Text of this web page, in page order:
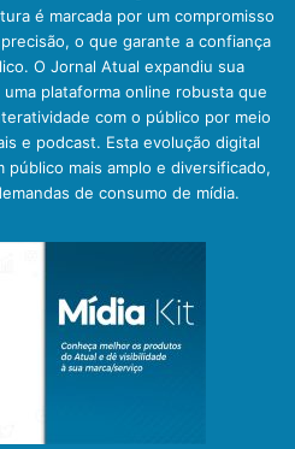
é marcada por um compromisso
o que garante a confiança
O Jornal Atual expandiu sua
plataforma online robusta que
com o público por meio
e podcast. Esta evolução digital
público mais amplo e diversificado,
de consumo de mídia.